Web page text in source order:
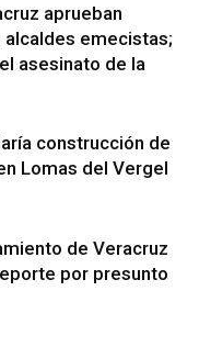
aprueban
emecistas;
asesinato de la
construcción de
Lomas del Vergel
de Veracruz
por presunto